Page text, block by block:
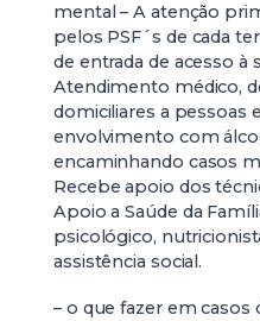
mental – A atenção
pelos PSF´s de cada
de entrada de acesso à
Atendimento médico,
domiciliares a
envolvimento com
encaminhando casos
Recebe apoio dos
Apoio a Saúde da
psicológico,
assistência social.
– o que fazer em